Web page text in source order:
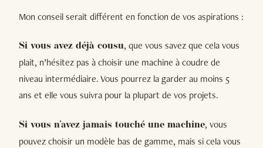
Mon conseil serait différent en fonction de vos aspirations :
Si vous avez déjà cousu, que vous savez que cela vous
plait, n’hésitez pas à choisir une machine à coudre de
niveau intermédiaire. Vous pourrez la garder au moins 5
ans et elle vous suivra pour la plupart de vos projets.
Si vous n’avez jamais touché une machine, vous
pouvez choisir un modèle bas de gamme, mais si cela vous